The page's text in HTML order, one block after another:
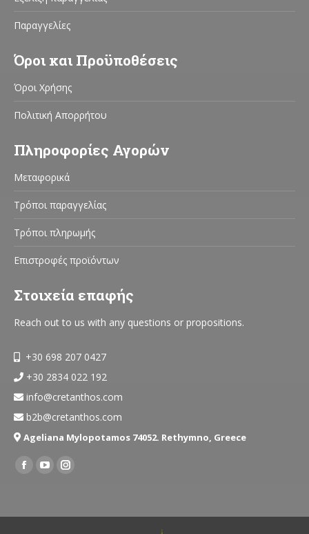
Παραγγελίες
Όροι και Προϋποθέσεις
Όροι Χρήσης
Πολιτική Απορρήτου
Πληροφορίες Αγορών
Μεταφορικά
Τρόποι παραγγελίας
Τρόποι πληρωμής
Επιστροφές προϊόντων
Στοιχεία επαφής
Reach out to us with any questions or propositions.
+30 698 207 0427
+30 2834 022 192
info@cretanthos.com
b2b@cretanthos.com
Ageliana Mylopotamos 74052. Rethymno, Greece
Find us on:
Facebook
YouTubeInstagram